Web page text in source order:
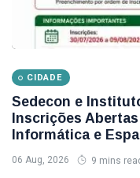
CIDADE
Sedecon e
Inscrições
Informática e
06 Aug, 2026 9 mins